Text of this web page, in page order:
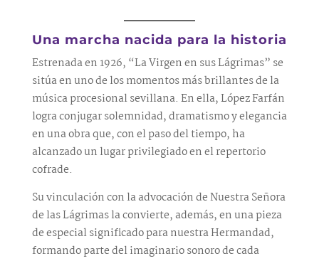
Una marcha nacida para la historia
Estrenada en 1926, “La Virgen en sus Lágrimas” se
sitúa en uno de los momentos más brillantes de la
música procesional sevillana. En ella, López Farfán
logra conjugar solemnidad, dramatismo y elegancia
en una obra que, con el paso del tiempo, ha
alcanzado un lugar privilegiado en el repertorio
cofrade.
Su vinculación con la advocación de Nuestra Señora
de las Lágrimas la convierte, además, en una pieza
de especial significado para nuestra Hermandad,
formando parte del imaginario sonoro de cada